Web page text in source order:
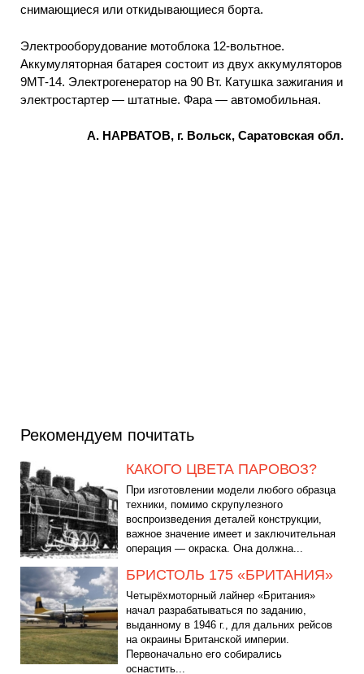
снимающиеся или откидывающиеся борта.
Электрооборудование мотоблока 12-вольтное.
Аккумуляторная батарея состоит из двух аккумуляторов
9МТ-14. Электрогенератор на 90 Вт. Катушка зажигания и
электростартер — штатные. Фара — автомобильная.
А. НАРВАТОВ, г. Вольск, Саратовская обл.
Рекомендуем почитать
КАКОГО ЦВЕТА ПАРОВОЗ?
При изготовлении модели любого образца
техники, помимо скрупулезного
воспроизведения деталей конструкции,
важное значение имеет и заключительная
операция — окраска. Она должна...
БРИСТОЛЬ 175 «БРИТАНИЯ»
Четырёхмоторный лайнер «Британия»
начал разрабатываться по заданию,
выданному в 1946 г., для дальних рейсов
на окраины Британской империи.
Первоначально его собирались
оснастить...